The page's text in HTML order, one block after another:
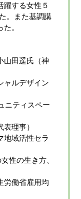
する女性５
。また基調講
。
田遥氏（神
ルデザイン
ティスペー
理事）
域活性セラ
性の生き方、
働省雇用均